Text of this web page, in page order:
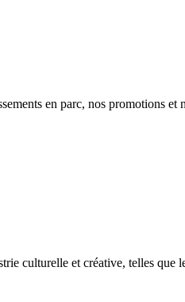
en parc, nos promotions et
culturelle et créative, telles que